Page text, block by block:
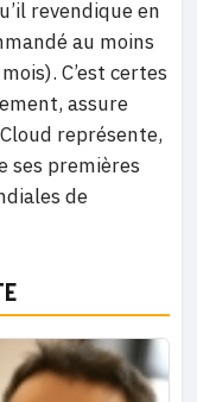
revendique en
au moins
C’est certes
assure
représente,
ses premières
de